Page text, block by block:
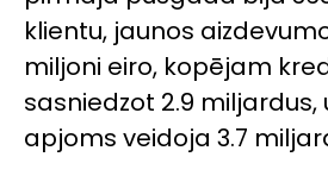
klientu, jaunos
miljoni eiro, kopējam
sasniedzot 2.9 miljardus,
apjoms veidoja 3.7